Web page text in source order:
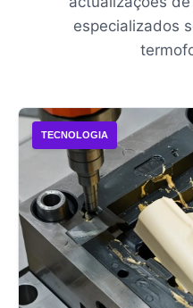
especializados
TECNOLOGIA